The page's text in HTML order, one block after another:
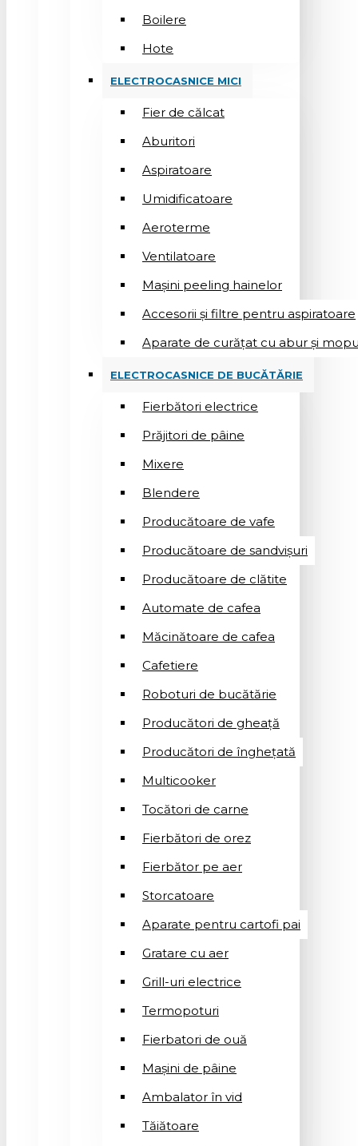
Boilere
Hote
ELECTROCASNICE MICI
Fier de călcat
Aburitori
Aspiratoare
Umidificatoare
Aeroterme
Ventilatoare
Mașini peeling hainelor
Accesorii și filtre pentru aspiratoare
Aparate de curățat cu abur și
ELECTROCASNICE DE BUCĂTĂRIE
Fierbători electrice
Prăjitori de pâine
Mixere
Blendere
Producătoare de vafe
Producătoare de sandvişuri
Producătoare de clătite
Automate de cafea
Măcinătoare de cafea
Cafetiere
Roboturi de bucătărie
Producători de gheață
Producători de înghețată
Multicooker
Tocători de carne
Fierbători de orez
Fierbător pe aer
Storcatoare
Aparate pentru cartofi pai
Gratare cu aer
Grill-uri electrice
Termopoturi
Fierbatori de ouă
Mașini de pâine
Ambalator în vid
Tăiătoare